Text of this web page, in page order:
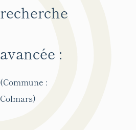
recherche
avancée :
(Commune :
Colmars)